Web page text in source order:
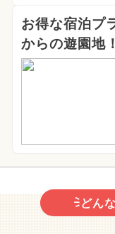
お得な宿泊プ
からの遊園地！
どん